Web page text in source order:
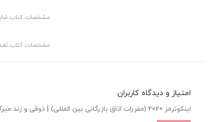
مشخصات
مشخصات
امتیاز و دیدگاه کاربران
اینکوترمز 2020 (مقررات اتاق بازرگانی بین المللی) | ذوقی و زند میرآلاوند